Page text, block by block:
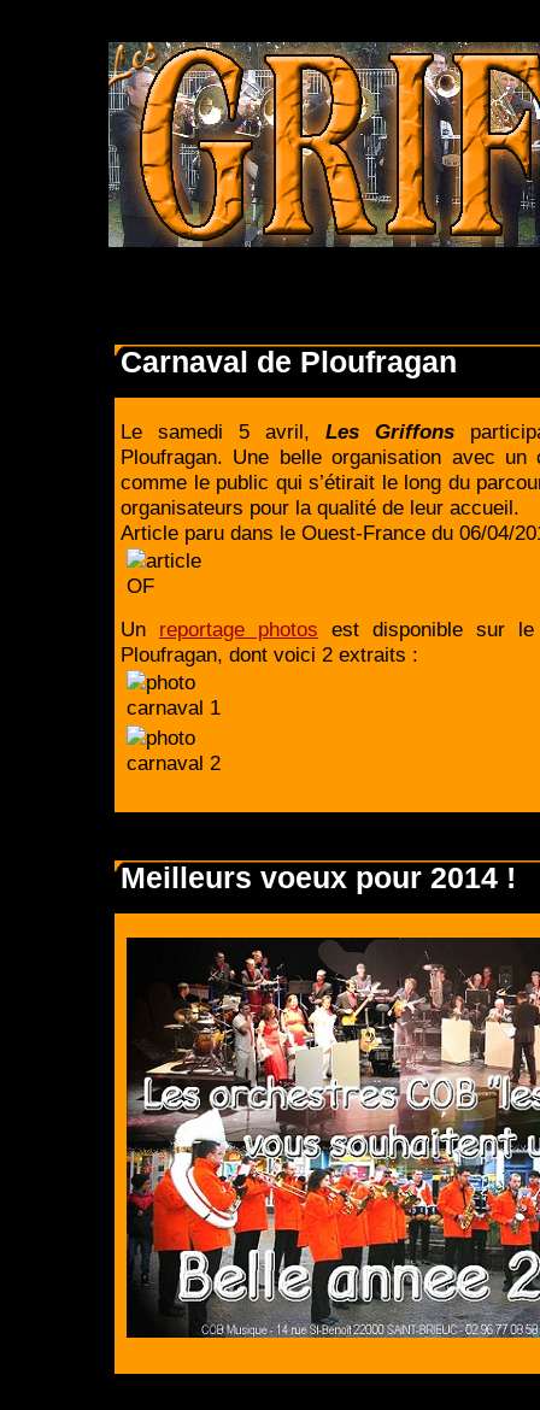
Carnaval de Ploufragan
Le samedi 5 avril, Les Griffons
Ploufragan. Une belle organisation avec un
comme le public qui s’étirait le long du
organisateurs pour la qualité de leur accueil.
Article paru dans le Ouest-France du 06/04/
Un reportage photos est disponible sur
Ploufragan, dont voici 2 extraits :
Meilleurs voeux pour 2014 !